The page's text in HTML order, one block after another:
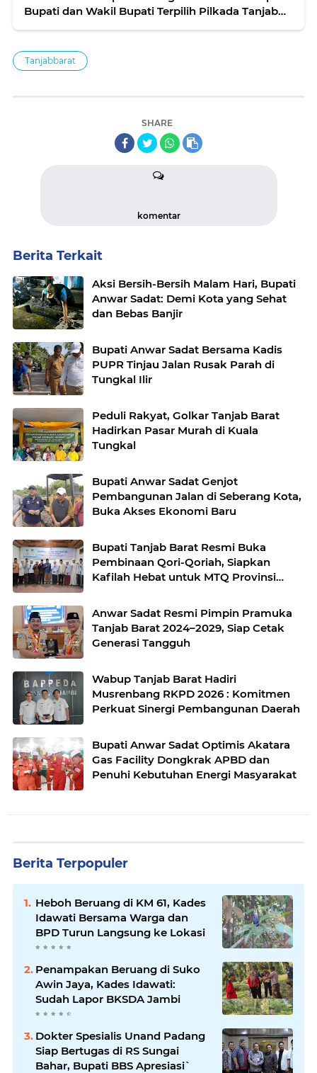
Bupati dan Wakil Bupati Terpilih Pilkada Tanjab
Tanjabbarat
SHARE
komentar
Berita Terkait
Aksi Bersih-Bersih Malam Hari, Bupati
Anwar Sadat: Demi Kota yang Sehat
dan Bebas Banjir
Bupati Anwar Sadat Bersama Kadis
PUPR Tinjau Jalan Rusak Parah di
Tungkal Ilir
Peduli Rakyat, Golkar Tanjab Barat
Hadirkan Pasar Murah di Kuala
Tungkal
Bupati Anwar Sadat Genjot
Pembangunan Jalan di Seberang Kota,
Buka Akses Ekonomi Baru
Bupati Tanjab Barat Resmi Buka
Pembinaan Qori-Qoriah, Siapkan
Kafilah Hebat untuk MTQ Provinsi
Anwar Sadat Resmi Pimpin Pramuka
Tanjab Barat 2024–2029, Siap Cetak
Generasi Tangguh
Wabup Tanjab Barat Hadiri
Musrenbang RKPD 2026 : Komitmen
Perkuat Sinergi Pembangunan Daerah
Bupati Anwar Sadat Optimis Akatara
Gas Facility Dongkrak APBD dan
Penuhi Kebutuhan Energi Masyarakat
Berita Terpopuler
Heboh Beruang di KM 61, Kades
Idawati Bersama Warga dan
BPD Turun Langsung ke Lokasi
Penampakan Beruang di Suko
Awin Jaya, Kades Idawati:
Sudah Lapor BKSDA Jambi
Dokter Spesialis Unand Padang
Siap Bertugas di RS Sungai
Bahar, Bupati BBS Apresiasi`